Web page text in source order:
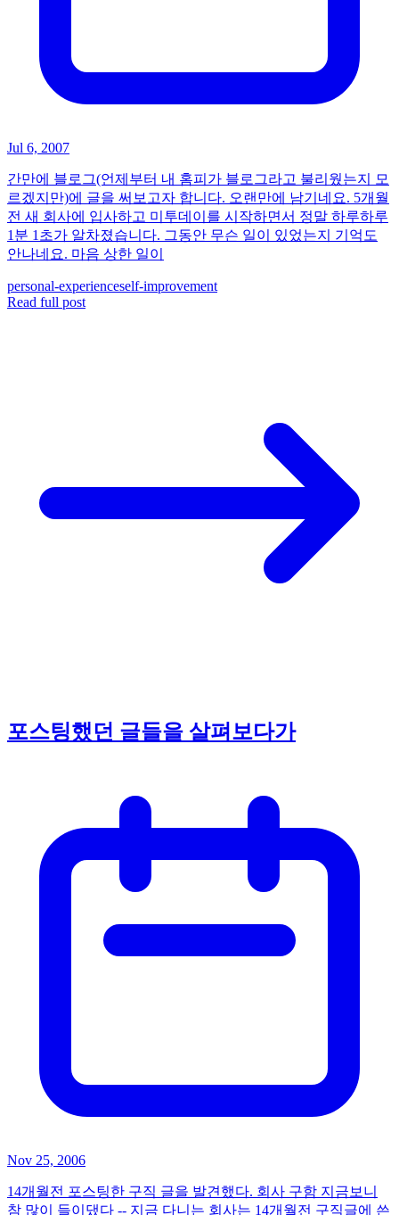
Jul 6, 2007
간만에 블로그(언제부터 내 홈피가 블로그라고 불리웠는지 모
르겠지만)에 글을 써보고자 합니다. 오랜만에 남기네요. 5개월
전 새 회사에 입사하고 미투데이를 시작하면서 정말 하루하루
1분 1초가 알차졌습니다. 그동안 무슨 일이 있었는지 기억도
안나네요. 마음 상한 일이
personal-experienceself-improvement
Read full post
포스팅했던 글들을 살펴보다가
Nov 25, 2006
14개월전 포스팅한 구직 글을 발견했다. 회사 구함 지금보니
참 많이 들이댔다 -- 지금 다니는 회사는 14개월전 구직글에 쓴